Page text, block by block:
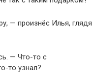
— произнёс Илья, глядя
— Что-то с
то узнал?